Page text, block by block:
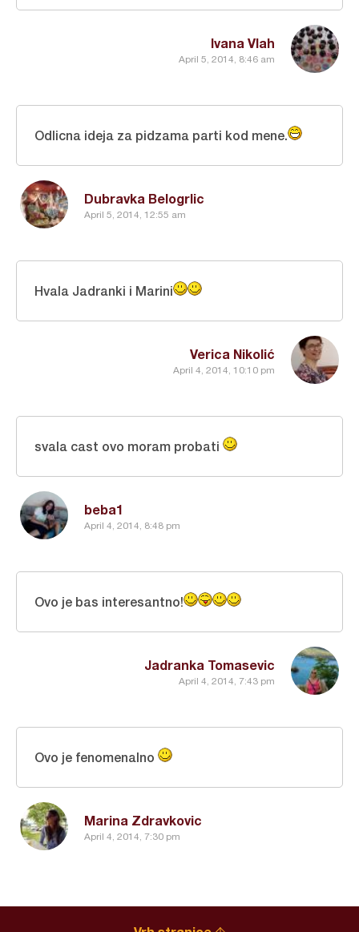
Ivana Vlah
April 5, 2014, 8:46 am
Dubravka Belogrlic
April 5, 2014, 12:55 am
Odlicna ideja za pidzama parti kod mene.
Verica Nikolić
April 4, 2014, 10:10 pm
Hvala Jadranki i Marini
beba1
April 4, 2014, 8:48 pm
svala cast ovo moram probati
Jadranka Tomasevic
April 4, 2014, 7:43 pm
Ovo je bas interesantno!
Marina Zdravkovic
April 4, 2014, 7:30 pm
Ovo je fenomenalno